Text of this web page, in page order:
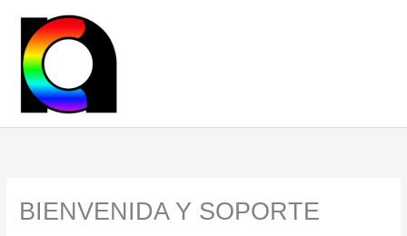
contenido
BIENVENIDA Y SOPORTE